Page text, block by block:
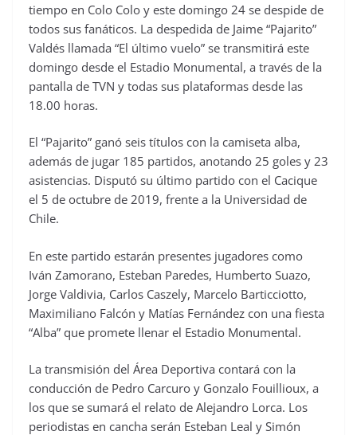
tiempo en Colo Colo y este domingo 24 se despide de
todos sus fanáticos. La despedida de Jaime “Pajarito”
Valdés llamada “El último vuelo” se transmitirá este
domingo desde el Estadio Monumental, a través de la
pantalla de TVN y todas sus plataformas desde las
18.00 horas.
El “Pajarito” ganó seis títulos con la camiseta alba,
además de jugar 185 partidos, anotando 25 goles y 23
asistencias. Disputó su último partido con el Cacique
el 5 de octubre de 2019, frente a la Universidad de
Chile.
En este partido estarán presentes jugadores como
Iván Zamorano, Esteban Paredes, Humberto Suazo,
Jorge Valdivia, Carlos Caszely, Marcelo Barticciotto,
Maximiliano Falcón y Matías Fernández con una fiesta
“Alba” que promete llenar el Estadio Monumental.
La transmisión del Área Deportiva contará con la
conducción de Pedro Carcuro y Gonzalo Fouillioux, a
los que se sumará el relato de Alejandro Lorca. Los
periodistas en cancha serán Esteban Leal y Simón